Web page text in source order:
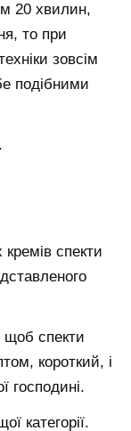
20 хвилин,
то при
зовсім
подібними
спекти
щоб спекти
короткий, і
господині.
категорії.